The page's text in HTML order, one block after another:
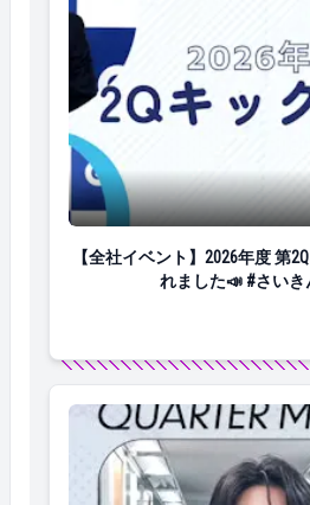
【全社イベント】2026年
【全社イベント】2026年度 第
れました📣 #さいき